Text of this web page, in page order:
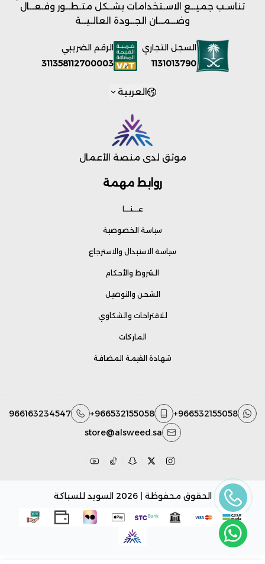
روابط مهمة
عـــنـــا
سياسة الخصوصية
سياسة الاستبدال والاسترجاع
الشروط والأحكام
الشحن والتوصيل
للاقتراحات والشكاوي
الماركات
شهادة القيمة المضافة
تناسـب جميــع الاسـتخدامات بشــكل متـطــور وفـعــال
وضــمــان الجــودة العالـيــة
السجل التجاري
1131013790
الرقم الضريبي
311358112700003
العربية
موثق لدى منصة الأعمال
+966532155058
+966532155058
966163234547
store@alsweed.sa
الحقوق محفوظة | 2026 السويد للسباكة